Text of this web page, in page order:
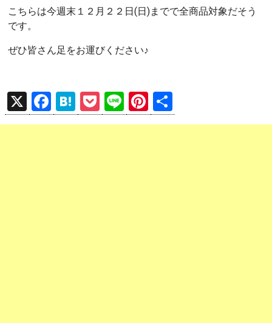
こちらは今週末１２月２２日(日)までで全商品対象だそう
です。
ぜひ皆さん足をお運びください♪
X
F
a
H
at
P
o
Li
n
Pi
nt 有